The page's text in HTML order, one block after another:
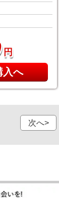
円
入へ
次へ>